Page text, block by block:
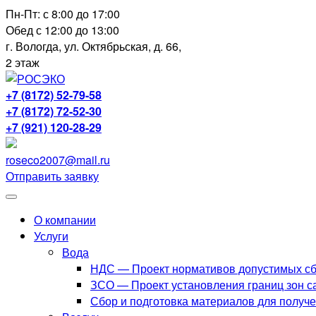
Перейти
к
содержимому
Пн-Пт: с 8:00 до 17:00
Обед с 12:00 до 13:00
г. Вологда, ул. Октябрьская, д. 66,
2 этаж
+7 (8172) 52-79-58
+7 (8172) 72-52-30
+7 (921) 120-28-29
roseco2007@mail.ru
Отправить заявку
О компании
Услуги
Вода
НДС — Проект нормативов допустимых
ЗСО — Проект установления границ зон
Сбор и подготовка материалов для